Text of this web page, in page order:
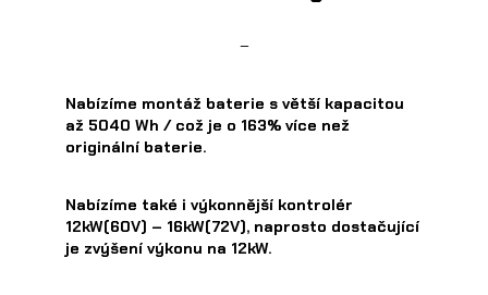
–
Nabízíme montáž baterie s větší kapacitou
až 5040 Wh / což je o 163% více než
originální baterie.
Nabízíme také i výkonnější kontrolér
12kW(60V) – 16kW(72V), naprosto dostačující
je zvýšení výkonu na 12kW.